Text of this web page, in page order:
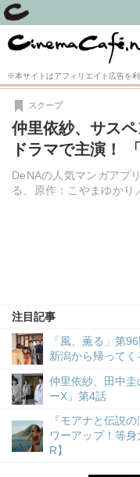
※本サイトはアフィリエイト広告を
仲里依紗、サス
ドラマで主演！
DeNAの人気マンガアプ
る、原作：こやまゆかり
スクープ
注目記事
「風、薫る」第
新潟から帰って
仲里依紗、田中
ーX」第4話
『モアナと伝説
ワーアップ！等
R】